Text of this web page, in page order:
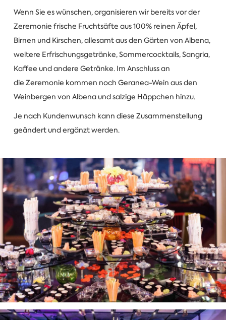
Wenn Sie es wünschen, organisieren wir bereits vor der
Zeremonie frische Fruchtsäfte aus 100% reinen Äpfel,
Birnen und Kirschen, allesamt aus den Gärten von Albena,
weitere Erfrischungsgetränke, Sommercocktails, Sangria,
Kaffee und andere Getränke. Im Anschluss an
die Zeremonie kommen noch Geranea-Wein aus den
Weinbergen von Albena und salzige Häppchen hinzu.
Je nach Kundenwunsch kann diese Zusammenstellung
geändert und ergänzt werden.